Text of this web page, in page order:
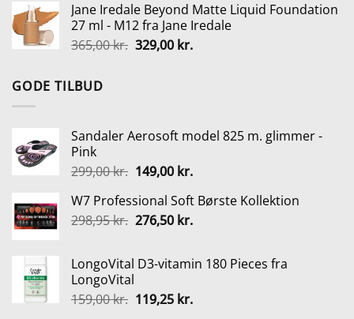
pris
var:
449,95 kr..
pris
er:
374,95 kr..
Jane Iredale Beyond Matte Liquid Foundation
27 ml - M12 fra Jane Iredale
365,00kr. Den
329,00 kr.Den
GODE TILBUD
Sandaler Aerosoft model 825 m. glimmer -
Pink
299,00kr. Den
pris
var:
149,00 kr.Den
pris
er:
W7 Professional Soft Børste Kollektion
298,95kr. Den
var:
276,50 kr.Den
er:
LongoVital D3-vitamin 180 Pieces fra
LongoVital
159,00kr. Den
119,25 kr.Den